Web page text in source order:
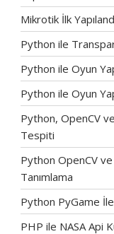
Mikrotik İlk
Python ile
Python ile Oyun
Python ile Oyun
Python, OpenCV
Tespiti
Python OpenCV
Tanımlama
Python PyGame İle
PHP ile NASA Api